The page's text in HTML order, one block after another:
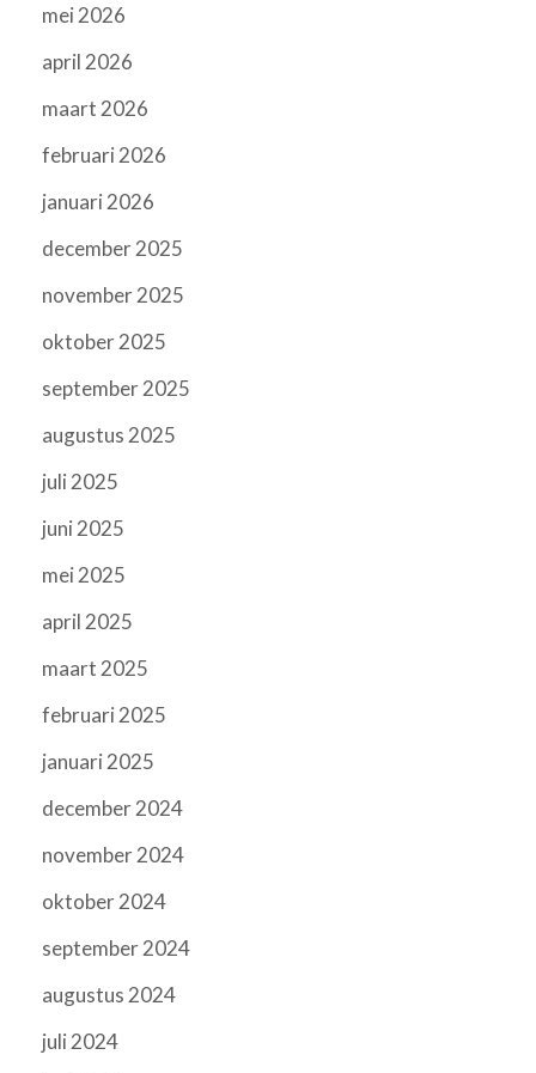
mei 2026
april 2026
maart 2026
februari 2026
januari 2026
december 2025
november 2025
oktober 2025
september 2025
augustus 2025
juli 2025
juni 2025
mei 2025
april 2025
maart 2025
februari 2025
januari 2025
december 2024
november 2024
oktober 2024
september 2024
augustus 2024
juli 2024